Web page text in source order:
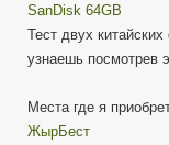
SanDisk 64GB
Тест двух
узнаешь посмотрев
Места где я
ЖырБест